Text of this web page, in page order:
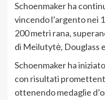
Schoenmaker ha
vincendo l’argento nei
200 metri rana,
di Meilutytė, Douglass
Schoenmaker ha
con risultati
ottenendo medaglie